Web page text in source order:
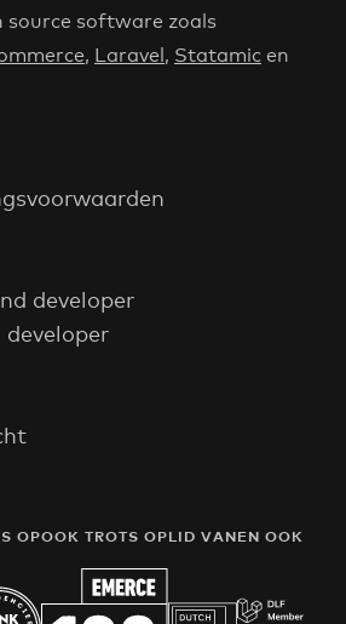
software zoals
, Laravel, Statamic en
developer
OPOOK TROTS OPLID VANEN OOK